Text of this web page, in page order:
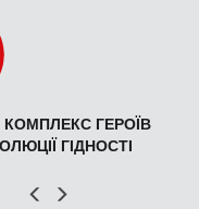
ГЕРОЇВ
ГІДНОСТІ
Попер